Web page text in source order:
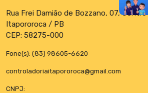
Rua Frei Damião de Bozzano, 07, Centro
Itapororoca / PB
CEP: 58275-000
Fone(s): (83) 98605-6620
controladoriaitapororoca@gmail.com
CNPJ: